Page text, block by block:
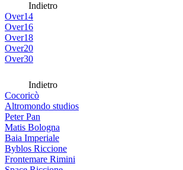
Indietro
Over14
Over16
Over18
Over20
Over30
Indietro
Cocoricò
Altromondo studios
Peter Pan
Matis Bologna
Baia Imperiale
Byblos Riccione
Frontemare Rimini